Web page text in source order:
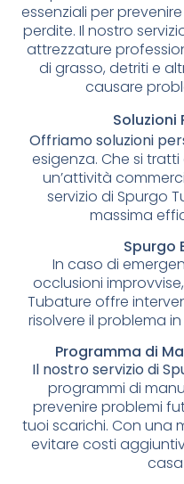
essenziali per
perdite. Il nostro
attrezzature
di grasso, detriti e
causare
Soluzioni
Offriamo soluzioni
esigenza. Che si
un’attività
servizio di Spurgo
massima
Spurgo
In caso di
occlusioni
Tubature offre
risolvere il problema
Programma di
Il nostro servizio di
programmi di
prevenire problemi
tuoi scarichi. Con una
evitare costi